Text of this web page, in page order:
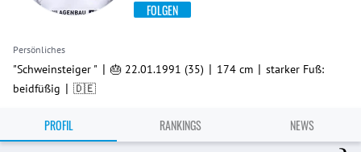
FOLGEN
Persönliches
"Schweinsteiger " | 🎂 22.01.1991 (35) | 174 cm | starker Fuß:
beidfüßig | 🇩🇪
PROFIL RANKINGS NEWS